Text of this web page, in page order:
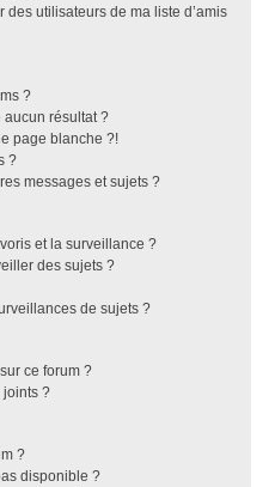
utilisateurs de ma liste d’amis
?
aucun résultat ?
page blanche ?!
?
messages et sujets ?
et la surveillance ?
des sujets ?
de sujets ?
ce forum ?
joints ?
?
disponible ?